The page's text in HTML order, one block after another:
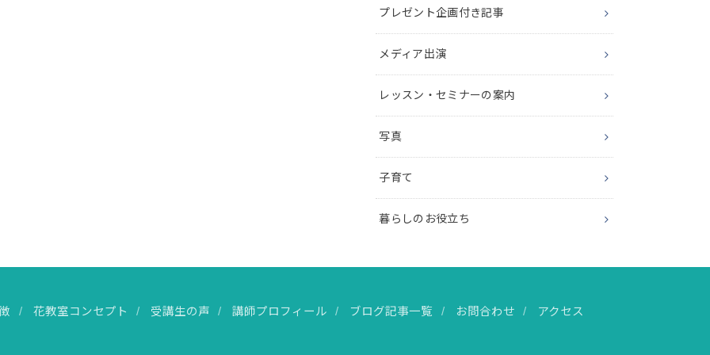
プレゼント企画付き記事
メディア出演
レッスン・セミナーの案内
写真
子育て
暮らしのお役立ち
花教室コンセプト 受講生の声 講師プロフィール ブログ記事一覧 お問合わせ アクセス